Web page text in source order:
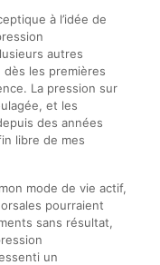
à l’idée de
autres
les premières
La pression sur
et les
des années
libre de mes
mode de vie actif,
pourraient
sans résultat,
un